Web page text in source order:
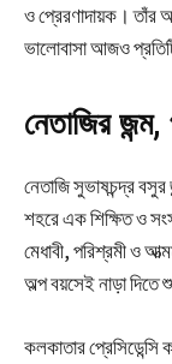
ও প্রেরণাদায়ক। তাঁর
ভালোবাসা আজও
নেতাজির
নেতাজি সুভাষচন্দ্র
শহরে এক শিক্ষিত ও
মেধাবী, পরিশ্রমী ও
অল্প বয়সেই নাড়া
কলকাতার